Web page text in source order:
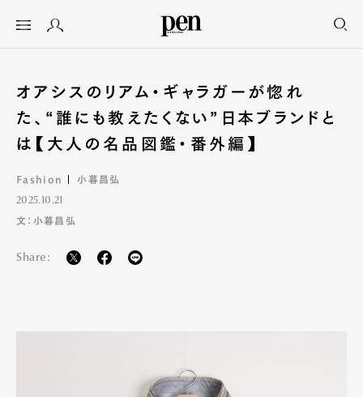
オアシスのリアム・ギャラガーが惚れ
た、“誰にも教えたくない”日本ブランドと
は【大人の名品図鑑・番外編】
Fashion 小暮昌弘
2025.10.21
文：小暮昌弘
Share: